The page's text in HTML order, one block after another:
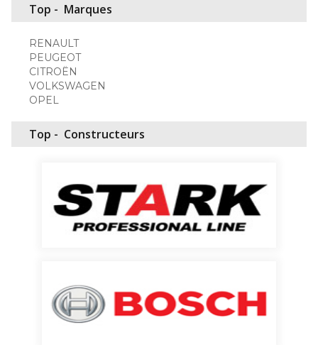
Top - Marques
RENAULT
PEUGEOT
CITROËN
VOLKSWAGEN
OPEL
Top - Constructeurs